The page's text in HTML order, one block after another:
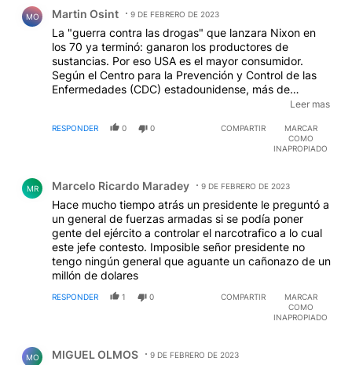
MO Martin Osint 9 DE FEBRERO DE 2023
La "guerra contra las drogas" que lanzara Nixon en
los 70 ya terminó: ganaron los productores de
sustancias. Por eso USA es el mayor consumidor.
Según el Centro para la Prevención y Control de las
Enfermedades (CDC) estadounidense, más de
100.000 personas murieron por sobredosis en ese
período de 12 meses que finalizó en abril del 2021.
Acá palmaron unos veinte y se politizó el tema. La
la discoteca el ambiente nocturno de Berlín" los
propios polis dicen que es imposible frenar el
consumo y te muestran salidas: a) que haya reactivos
a la entradas de las disco para saber si lo que esta
tomando es lo que compró el consumidor.
"Dancesafe" se encarga de eso. b) La política de
Portugal de despenalizar el consumo: ver "Cómo se
regulación de las drogas". (por las dudas: no soy
Leer mas
RESPONDER 0 0 COMPARTIR
MARCAR
COMO
INAPROPIADO
MR Marcelo Ricardo Maradey 9 DE FEBRERO DE 2023
Hace mucho tiempo atrás un presidente le preguntó a
un general de fuerzas armadas si se podía poner
gente del ejército a controlar el narcotrafico a lo cual
este jefe contesto. Imposible señor presidente no
tengo ningún general que aguante un cañonazo de un
millón de dolares
RESPONDER 1 0 COMPARTIR
MARCAR
COMO
INAPROPIADO
MO MIGUEL OLMOS 9 DE FEBRERO DE 2023